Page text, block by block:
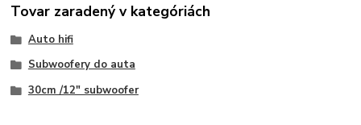
Tovar zaradený v kategóriách
Auto hifi
Subwoofery do auta
30cm /12" subwoofer